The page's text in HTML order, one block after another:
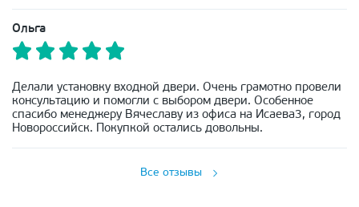
Ольга
Делали установку входной двери. Очень грамотно провели
консультацию и помогли с выбором двери. Особенное
спасибо менеджеру Вячеславу из офиса на Исаева3, город
Новороссийск. Покупкой остались довольны.
Все отзывы